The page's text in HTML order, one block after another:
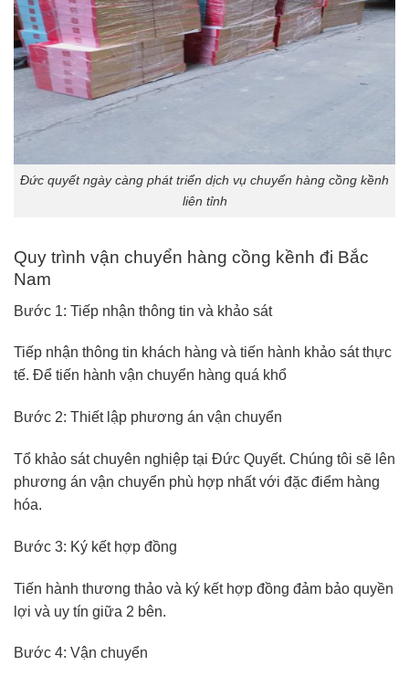
Đức quyết ngày càng phát triển dịch vụ chuyển hàng cồng kềnh
liên tỉnh
Quy trình vận chuyển hàng cồng kềnh đi Bắc
Nam
Bước 1: Tiếp nhận thông tin và khảo sát
Tiếp nhận thông tin khách hàng và tiến hành khảo sát thực
tế. Để tiến hành vận chuyển hàng quá khổ
Bước 2: Thiết lập phương án vận chuyển
Tổ khảo sát chuyên nghiệp tại Đức Quyết. Chúng tôi sẽ lên
phương án vận chuyển phù hợp nhất với đặc điểm hàng
hóa.
Bước 3: Ký kết hợp đồng
Tiến hành thương thảo và ký kết hợp đồng đảm bảo quyền
lợi và uy tín giữa 2 bên.
Bước 4: Vận chuyển